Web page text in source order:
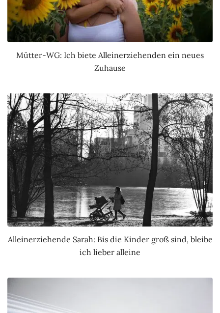
Mütter-WG: Ich biete Alleinerziehenden ein neues
Zuhause
Alleinerziehende Sarah: Bis die Kinder groß sind, bleibe
ich lieber alleine